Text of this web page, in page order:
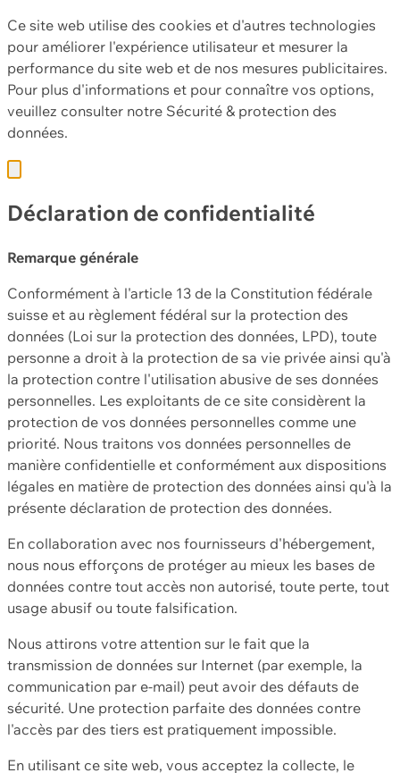
Ce site web utilise des cookies et d'autres technologies
pour améliorer l'expérience utilisateur et mesurer la
performance du site web et de nos mesures publicitaires.
Pour plus d'informations et pour connaître vos options,
veuillez consulter notre Sécurité & protection des
données.
Déclaration de confidentialité
Remarque générale
Conformément à l'article 13 de la Constitution fédérale
suisse et au règlement fédéral sur la protection des
données (Loi sur la protection des données, LPD), toute
personne a droit à la protection de sa vie privée ainsi qu'à
la protection contre l'utilisation abusive de ses données
personnelles. Les exploitants de ce site considèrent la
protection de vos données personnelles comme une
priorité. Nous traitons vos données personnelles de
manière confidentielle et conformément aux dispositions
légales en matière de protection des données ainsi qu'à la
présente déclaration de protection des données.
En collaboration avec nos fournisseurs d'hébergement,
nous nous efforçons de protéger au mieux les bases de
données contre tout accès non autorisé, toute perte, tout
usage abusif ou toute falsification.
Nous attirons votre attention sur le fait que la
transmission de données sur Internet (par exemple, la
communication par e-mail) peut avoir des défauts de
sécurité. Une protection parfaite des données contre
l'accès par des tiers est pratiquement impossible.
En utilisant ce site web, vous acceptez la collecte, le